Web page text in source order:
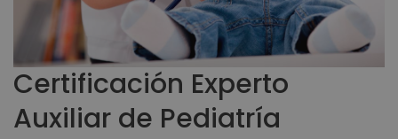
Certificación Experto
Auxiliar de Pediatría